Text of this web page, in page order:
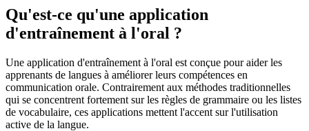
Qu'est-ce qu'une application
d'entraînement à l'oral ?
Une application d'entraînement à l'oral est conçue pour aider les
apprenants de langues à améliorer leurs compétences en
communication orale. Contrairement aux méthodes traditionnelles
qui se concentrent fortement sur les règles de grammaire ou les listes
de vocabulaire, ces applications mettent l'accent sur l'utilisation
active de la langue.